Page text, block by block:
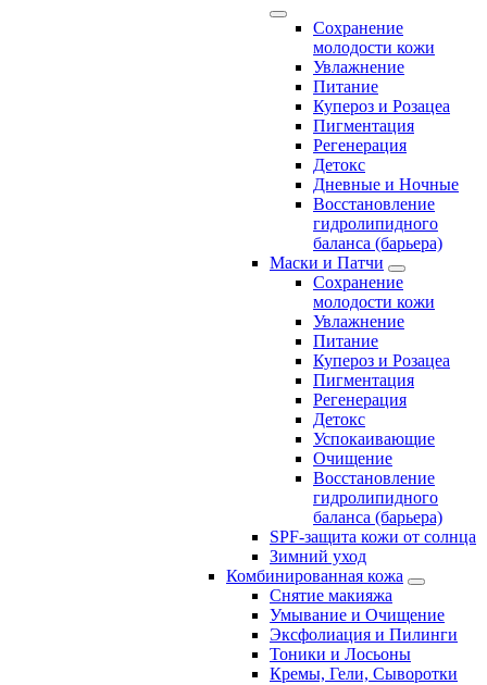
Сохранение
молодости кожи
Увлажнение
Питание
Купероз и Розацеа
Пигментация
Регенерация
Детокс
Дневные и Ночные
Восстановление
гидролипидного
баланса (барьера)
Маски и Патчи
Сохранение
молодости кожи
Увлажнение
Питание
Купероз и Розацеа
Пигментация
Регенерация
Детокс
Успокаивающие
Очищение
Восстановление
гидролипидного
баланса (барьера)
SPF-защита кожи от солнца
Зимний уход
Комбинированная кожа
Снятие макияжа
Умывание и Очищение
Эксфолиация и Пилинги
Тоники и Лосьоны
Кремы, Гели, Сыворотки